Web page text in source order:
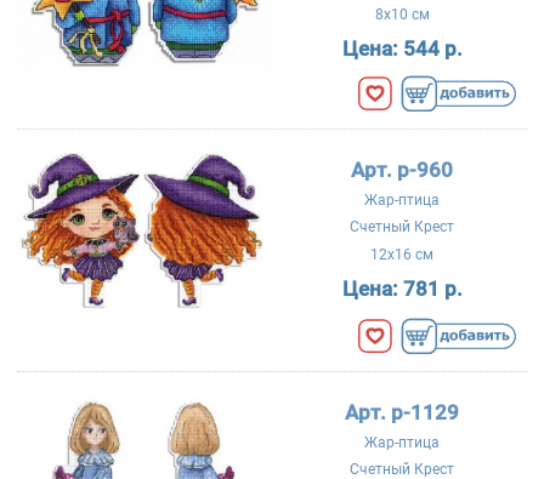
8x10 см
Цена: 544 р.
Арт. р-960
Жар-птица
Счетный Крест
12x16 см
Цена: 781 р.
Арт. р-1129
Жар-птица
Счетный Крест